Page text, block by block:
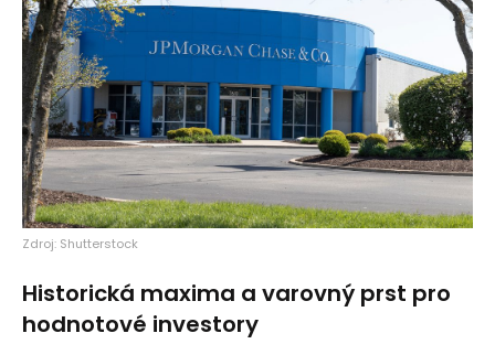
Zdroj: Shutterstock
Historická maxima a varovný prst pro
hodnotové investory